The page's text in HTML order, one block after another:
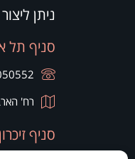
ניתן
סניף תל
רח' הארבעה 28, קומה 20,
סניף